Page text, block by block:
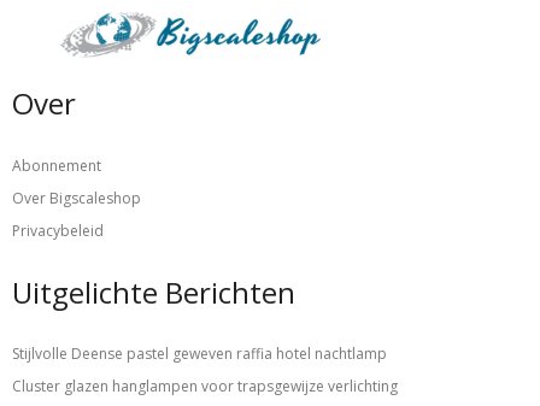
Over
Abonnement
Over Bigscaleshop
Privacybeleid
Uitgelichte Berichten
Stijlvolle Deense pastel geweven raffia hotel nachtlamp
Cluster glazen hanglampen voor trapsgewijze verlichting